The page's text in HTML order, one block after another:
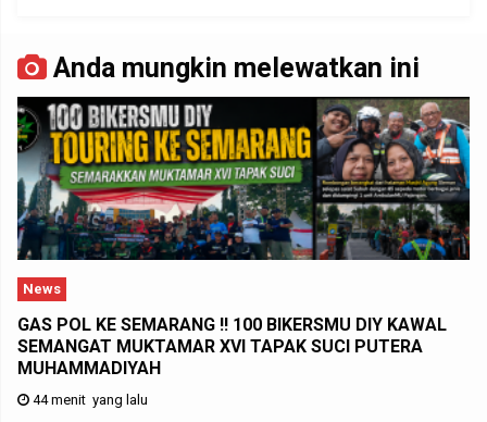
Anda mungkin melewatkan ini
News
GAS POL KE SEMARANG !! 100 BIKERSMU DIY KAWAL
SEMANGAT MUKTAMAR XVI TAPAK SUCI PUTERA
MUHAMMADIYAH
44 menit yang lalu